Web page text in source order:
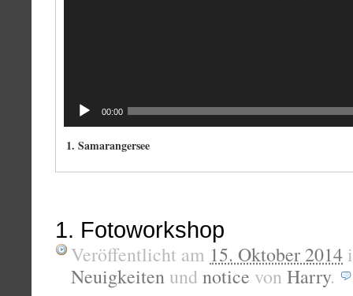
00:00
1. Samarangersee
1. Fotoworkshop
Veröffentlicht am 15. Oktober 2014
Neuigkeiten und notice von Harry.